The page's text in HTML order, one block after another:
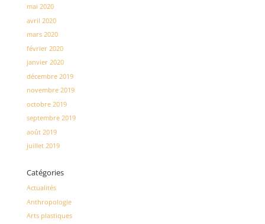
mai 2020
avril 2020
mars 2020
février 2020
janvier 2020
décembre 2019
novembre 2019
octobre 2019
septembre 2019
août 2019
juillet 2019
Catégories
Actualités
Anthropologie
Arts plastiques